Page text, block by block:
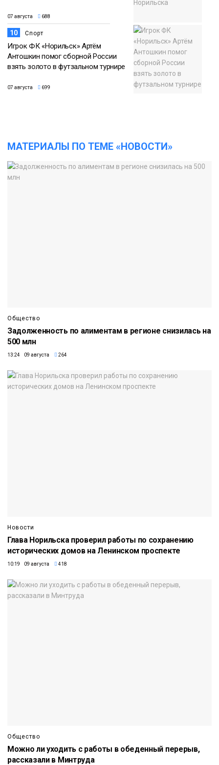
07 августа 688
10 Спорт
Игрок ФК «Норильск» Артём
Антошкин помог сборной России
взять золото в футзальном турнире
07 августа 699
МАТЕРИАЛЫ ПО ТЕМЕ «НОВОСТИ»
Общество
Задолженность по алиментам в регионе снизилась на
500 млн
13:24 09 августа 264
Новости
Глава Норильска проверил работы по сохранению
исторических домов на Ленинском проспекте
10:19 09 августа 418
Общество
Можно ли уходить с работы в обеденный перерыв,
рассказали в Минтруда